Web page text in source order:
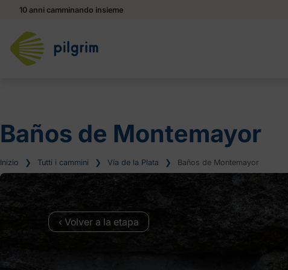
10 anni camminando insieme
Baños de Montemayor
Inizio ❯ Tutti i cammini ❯ Vía de la Plata ❯ Baños de Montemayor
‹ Volver a la etapa